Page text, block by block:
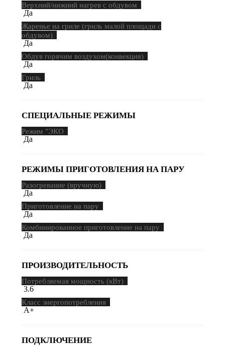
Верхний/нижний нагрев с обдувом
Да
Жаренье на гриле (гриль малой площади с
обдувом)
Да
Обдув горячим воздухом(конвекция)
Да
Гриль
Да
СПЕЦИАЛЬНЫЕ РЕЖИМЫ
Режим "ЭКО
Да
РЕЖИМЫ ПРИГОТОВЛЕНИЯ НА ПАРУ
Разогревание (вручную)
Да
Приготовление на пару
Да
Комбинированное приготовление на пару
Да
ПРОИЗВОДИТЕЛЬНОСТЬ
Потребляемая мощность (кВт)
3.6
Класс энергопотребления
A+
ПОДКЛЮЧЕНИЕ